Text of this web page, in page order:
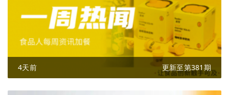
4天前 更新至第381期